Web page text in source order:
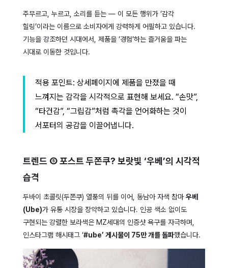
주무르고, 누르고, 소리를 듣는 — 이 모든 행위가 ‘감각
힐링’이라는 이름으로 소비자에게 강력하게 어필하고 있습니다.
기능을 강조하던 시대에서, 제품을 ‘경험’하는 즐거움을 파는
시대로 이동한 것입니다.
적용 포인트: 상세페이지에 제품을 만졌을 때
느껴지는 감각을 시각적으로 표현해 보세요. “손맛”,
“타건감”, “그립감”처럼 촉각을 언어화하는 것이
서포터의 공감을 이끌어냅니다.
트렌드 ⑤ 포스트 두쫀쿠? 보랏빛 ‘우베’의 시각적
습격
두바이 초콜릿(두쫀쿠) 열풍의 뒤를 이어, 동남아 자색 참마 우베
(Ube)가 유통 시장을 장악하고 있습니다. 인공 색소 없이도
구현되는 강렬한 보라색은 MZ세대의 인증샷 욕구를 자극하며,
인스타그램 해시태그 ‘#ube’ 게시물이 75만 개를 돌파했습니다.